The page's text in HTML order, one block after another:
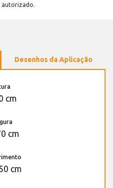
autorizado.
Desenhos da Aplicação
cm
cm
cm